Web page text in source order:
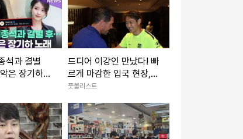
석과 결별
은 장기하
픽]
드디어 이강인 만났다! 빠
르게 마감한 입국 현장,
호텔에서 아틀레티코 선
풋볼리스트